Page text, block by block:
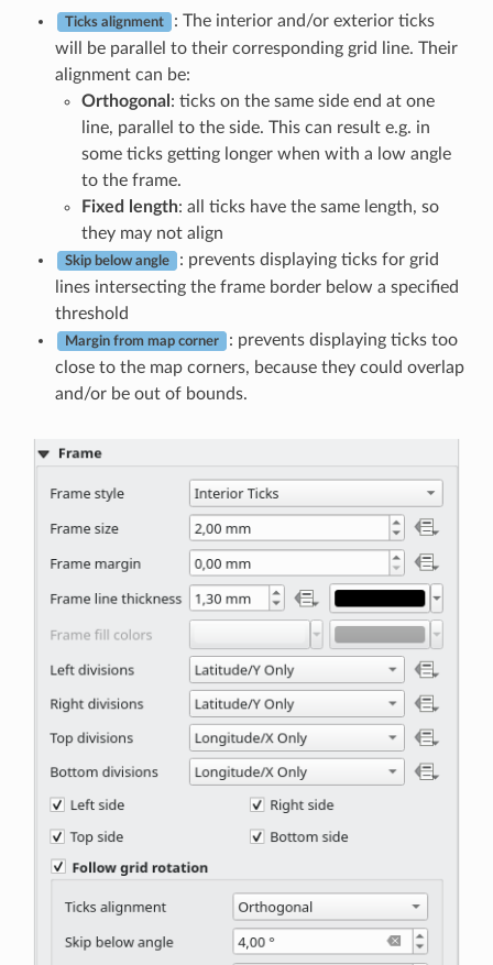
Ticks alignment
: The interior and/or exterior ticks
will be parallel to their corresponding grid line. Their
alignment can be:
Orthogonal : ticks on the same side end at one
line, parallel to the side. This can result e.g. in
some ticks getting longer when with a low angle
to the frame.
Fixed length: all ticks have the same length, so
they may not align
Skip below angle
: prevents displaying ticks for grid
lines intersecting the frame border below a specified
threshold
Margin from map corner
: prevents displaying ticks too
close to the map corners, because they could overlap
and/or be out of bounds.